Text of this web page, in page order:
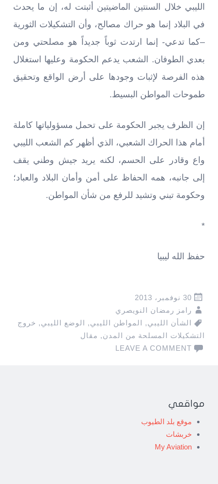
الليبي خلال السنتين الماضيتين أثبتت له، إن ما يحدث
في البلاد إنما هو حراك مصالح، وأن التشكيلات الثورية
–كما تدعي- إنما ارتدت ثوباً جديداً هو مصلحتي ومن
بعدي الطوفان. الشعب يدعم الحكومة وعليها استغلال
هذه الفرصة لإثبات وجودها على أرض الواقع وتحقيق
طموحات المواطن البسيط.
إن الظرف يجبر الحكومة على تحمل مسؤولياتها كاملة
أمام هذا الحراك الشعبي، الذي أظهر كم الشعب الليبي
واع وقادر على الحسم، لكنه يريد جيش وطني يقف
إلى جانبه، همه الحفاظ على أمن وأمان البلاد والعباد؛
وحكومة تبني وتشيد للرفع من شأن المواطن.
*
حفظ الله ليبيا
30 نوفمبر، 2013
رامز رمضان النويصري
الشأن الليبي, المواطن الليبي, الوضع الليبي, خروج
التشكيلات المسلحة من المدن, مقال
LEAVE A COMMENT
مواقعي
موقع بلد الطيوب
خربشات
My Aviation